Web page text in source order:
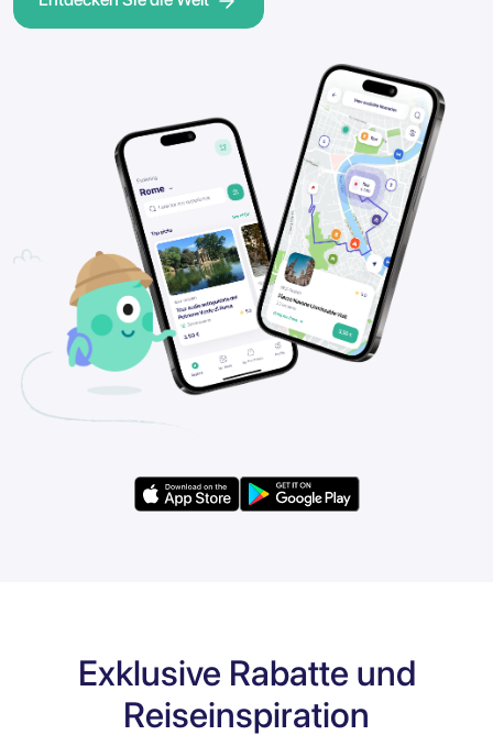
Exklusive Rabatte und
Reiseinspiration